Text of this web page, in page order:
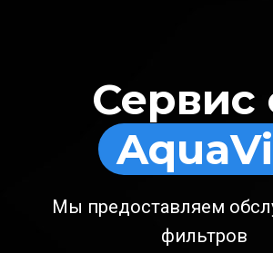
Сервис
Мы предоставляем
фильтров